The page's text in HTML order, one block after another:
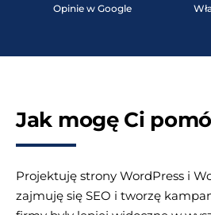
Opinie w Google
Jak mogę Ci
Projektuję strony WordPress i
zajmuję się SEO i tworzę